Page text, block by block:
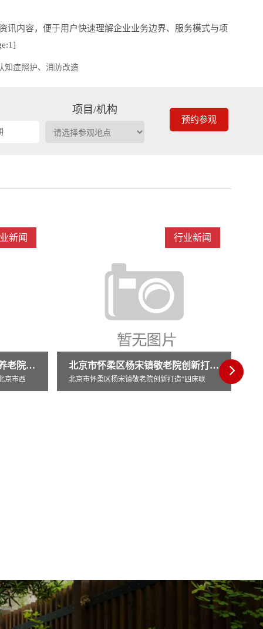
讯内容，便于用户快速理解企业业务边界、服务模式与项
知症照护、消防改造
项目/机构
预约参观
新闻
北京市怀柔区杨宋镇敬老院创新打造“四床联
床联
行业新闻
权威解读医养融合政策!docx